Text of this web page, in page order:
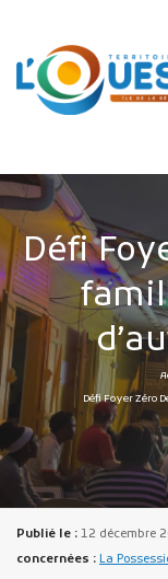
Défi
Défi Foyer Zéro
Publié le : 12 décembre
concernées : La